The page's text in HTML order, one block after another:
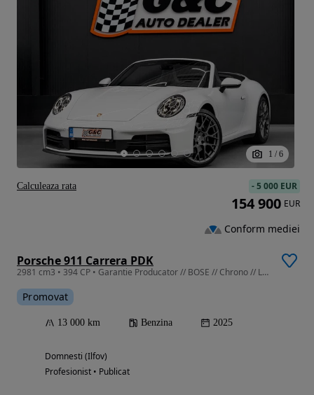
1 / 6
Porsche 911 Carrera PDK
2981 cm3 • 394 CP • Garantie Producator // BOSE // Chrono // Lane Keeping Assist
Promovat
13 000 km Benzina 2025
Domnesti (Ilfov)
Profesionist • Publicat
-5 000 EUR
154 900 EUR
Conform mediei
Calculeaza rata